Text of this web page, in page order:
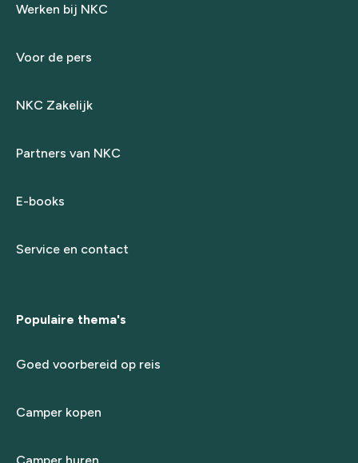
Werken bij NKC
Voor de pers
NKC Zakelijk
Partners van NKC
E-books
Service en contact
Populaire thema's
Goed voorbereid op reis
Camper kopen